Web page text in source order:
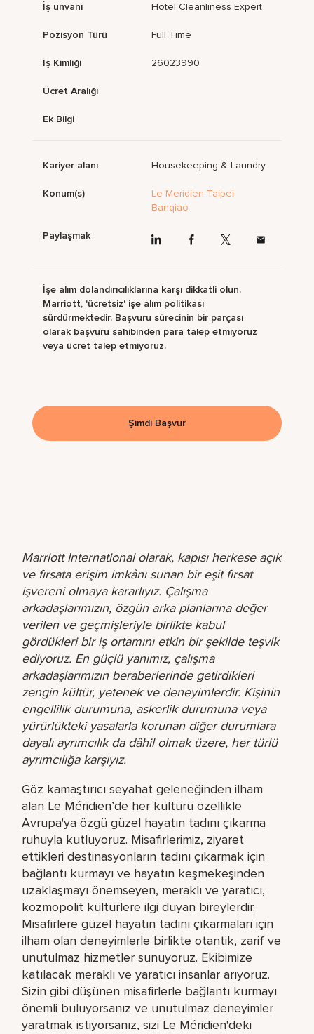
Marriott International olarak, kapısı herkese açık
ve fırsata erişim imkânı sunan bir eşit fırsat
işvereni olmaya kararlıyız. Çalışma
arkadaşlarımızın, özgün arka planlarına değer
verilen ve geçmişleriyle birlikte kabul
gördükleri bir iş ortamını etkin bir şekilde teşvik
ediyoruz. En güçlü yanımız, çalışma
arkadaşlarımızın beraberlerinde getirdikleri
zengin kültür, yetenek ve deneyimlerdir. Kişinin
engellilik durumuna, askerlik durumuna veya
yürürlükteki yasalarla korunan diğer durumlara
dayalı ayrımcılık da dâhil olmak üzere, her türlü
ayrımcılığa karşıyız.
Göz kamaştırıcı seyahat geleneğinden ilham
alan Le Méridien’de her kültürü özellikle
Avrupa'ya özgü güzel hayatın tadını çıkarma
ruhuyla kutluyoruz. Misafirlerimiz, ziyaret
ettikleri destinasyonların tadını çıkarmak için
bağlantı kurmayı ve hayatın keşmekeşinden
uzaklaşmayı önemseyen, meraklı ve yaratıcı,
kozmopolit kültürlere ilgi duyan bireylerdir.
Misafirlere güzel hayatın tadını çıkarmaları için
ilham olan deneyimlerle birlikte otantik, zarif ve
unutulmaz hizmetler sunuyoruz. Ekibimize
katılacak meraklı ve yaratıcı insanlar arıyoruz.
Sizin gibi düşünen misafirlerle bağlantı kurmayı
önemli buluyorsanız ve unutulmaz deneyimler
yaratmak istiyorsanız, sizi Le Méridien'deki
İş unvanı Hotel Cleanliness Expert
Pozisyon Türü Full Time
İş Kimliği 26023990
Ücret Aralığı
Ek Bilgi
Kariyer alanı Housekeeping & Laundry
Konum(s)
Le Meridien Taipei
Banqiao
Paylaşmak
İşe alım dolandırıcılıklarına karşı dikkatli olun.
Marriott, 'ücretsiz' işe alım politikası
sürdürmektedir. Başvuru sürecinin bir parçası
olarak başvuru sahibinden para talep etmiyoruz
veya ücret talep etmiyoruz.
Şimdi Başvur